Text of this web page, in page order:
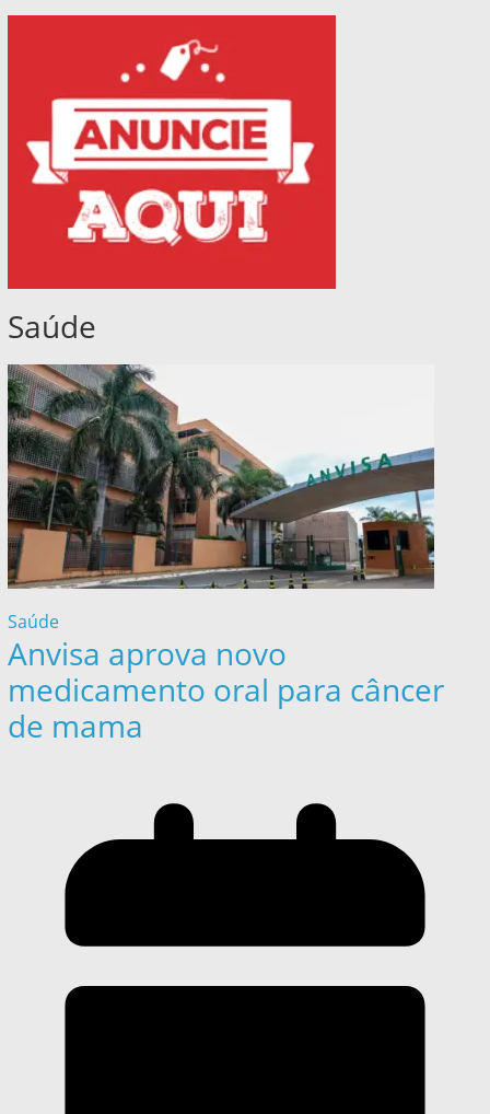
Saúde
Saúde
Anvisa aprova novo
medicamento oral para câncer
de mama